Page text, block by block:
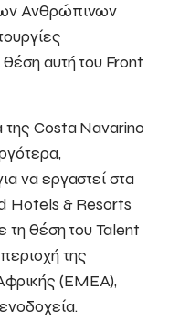
Ανθρώπινων
αυτή του Front
της Costa Navarino
να εργαστεί στα
Hotels & Resorts
τη θέση του Talent
της
(EMEA),